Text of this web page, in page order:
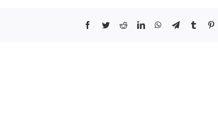
Facebook
TwitterRedditLinkedInWhatsApp
TelegramTumblr